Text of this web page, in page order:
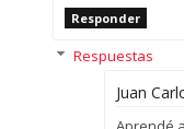
Responder
Respuestas
Juan